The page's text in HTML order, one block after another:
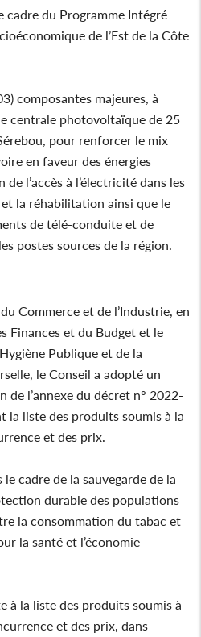
du Programme Intégré
de l’Est de la Côte
composantes majeures, à
centrale photovoltaïque de 25
pour renforcer le mix
en faveur des énergies
l’accès à l’électricité dans les
et la réhabilitation ainsi que le
de télé-conduite et de
postes sources de la région.
Commerce et de l’Industrie, en
Finances et du Budget et le
Publique et de la
le Conseil a adopté un
l’annexe du décret n° 2022-
la liste des produits soumis à la
et des prix.
cadre de la sauvegarde de la
durable des populations
la consommation du tabac et
la santé et l’économie
à la liste des produits soumis à
et des prix, dans